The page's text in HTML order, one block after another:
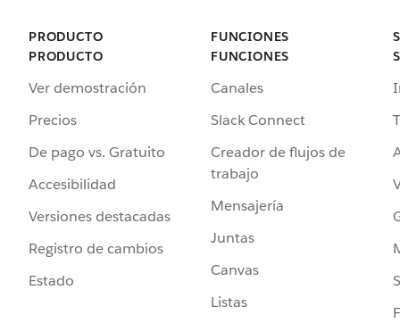
PRODUCTO
PRODUCTO
Ver demostración
Precios
De pago vs. Gratuito
Accesibilidad
Versiones destacadas
Registro de cambios
Estado
FUNCIONES
FUNCIONES
Canales
Slack Connect
Creador de flujos de
trabajo
Mensajería
Juntas
Canvas
Listas